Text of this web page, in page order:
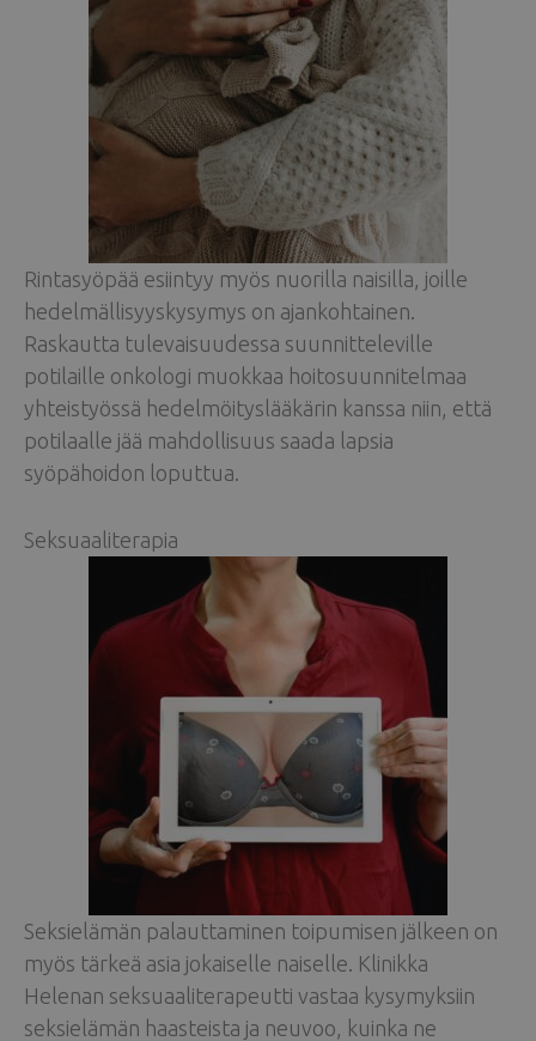
Rintasyöpää esiintyy myös nuorilla naisilla, joille
hedelmällisyyskysymys on ajankohtainen.
Raskautta tulevaisuudessa suunnitteleville
potilaille onkologi muokkaa hoitosuunnitelmaa
yhteistyössä hedelmöityslääkärin kanssa niin, että
potilaalle jää mahdollisuus saada lapsia
syöpähoidon loputtua.
Seksuaaliterapia
Seksielämän palauttaminen toipumisen jälkeen on
myös tärkeä asia jokaiselle naiselle. Klinikka
Helenan seksuaaliterapeutti vastaa kysymyksiin
seksielämän haasteista ja neuvoo, kuinka ne